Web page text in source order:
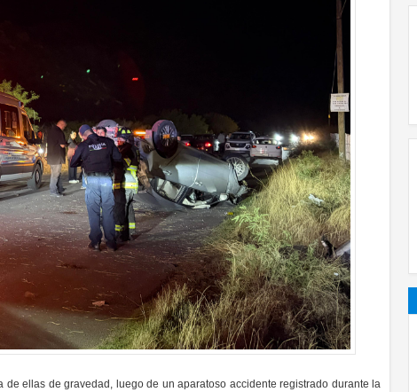
ellas de gravedad, luego de un aparatoso accidente registrado durante la